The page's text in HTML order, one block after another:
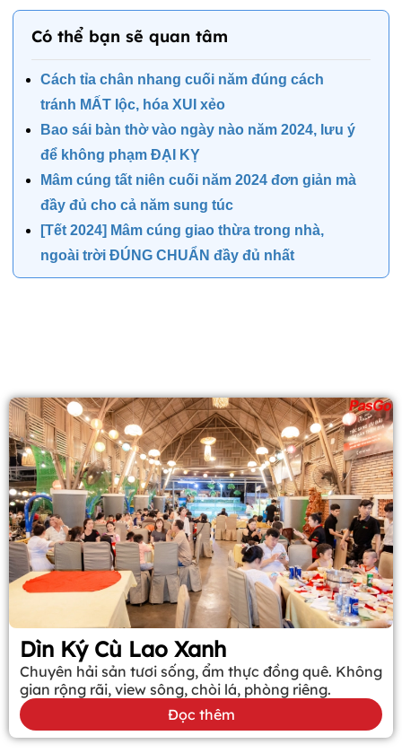
Có thể bạn sẽ quan tâm
Cách tỉa chân nhang cuối năm đúng cách
tránh MẤT lộc, hóa XUI xẻo
Bao sái bàn thờ vào ngày nào năm 2024, lưu ý
để không phạm ĐẠI KỴ
Mâm cúng tất niên cuối năm 2024 đơn giản mà
đầy đủ cho cả năm sung túc
[Tết 2024] Mâm cúng giao thừa trong nhà,
ngoài trời ĐÚNG CHUẨN đầy đủ nhất
Dìn Ký Cù Lao Xanh
Chuyên hải sản tươi sống, ẩm thực đồng quê. Không
gian rộng rãi, view sông, chòi lá, phòng riêng.
Đọc thêm